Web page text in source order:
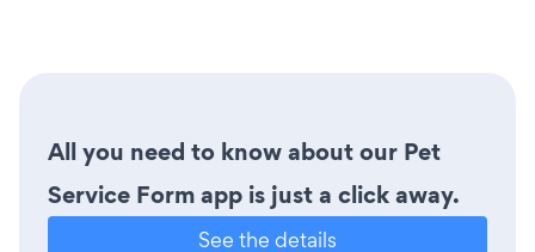
All you need to know about our Pet
Service Form app is just a click away.
See the details